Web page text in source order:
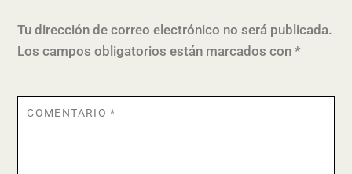
Tu dirección de correo electrónico no será publicada.
Los campos obligatorios están marcados con*
COMENTARIO*